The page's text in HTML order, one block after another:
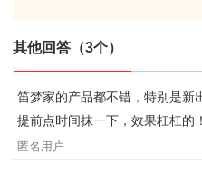
其他回答（3个）
笛梦家的产品都不错，特别是新
提前点时间抹一下，效果杠杠的！
匿名用户